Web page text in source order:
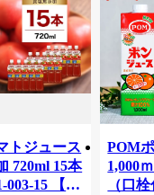
トジュース
720ml 15本
003-15 【
POM
1,000
（口